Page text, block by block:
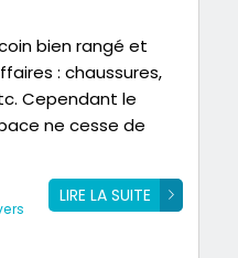
bien rangé et
: chaussures,
Cependant le
ne cesse de
LIRE LA SUITE